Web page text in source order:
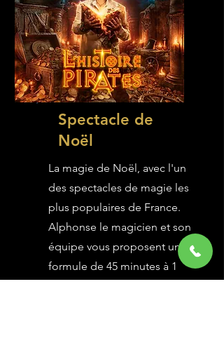
Spectacle de
Noël
La magie de Noël, avec l'un
des spectacles de magie les
plus populaires de France.
Alphonse le magicien et son
équipe vous proposent une
formule de 45 minutes à 1